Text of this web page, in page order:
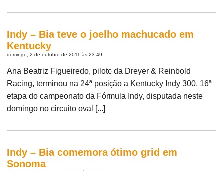
Indy – Bia teve o joelho machucado em
Kentucky
domingo, 2 de outubro de 2011 às 23:49
Ana Beatriz Figueiredo, piloto da Dreyer & Reinbold
Racing, terminou na 24ª posição a Kentucky Indy 300, 16ª
etapa do campeonato da Fórmula Indy, disputada neste
domingo no circuito oval [...]
Indy – Bia comemora ótimo grid em
Sonoma